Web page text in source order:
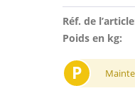
Réf. de
Poids en kg:
P